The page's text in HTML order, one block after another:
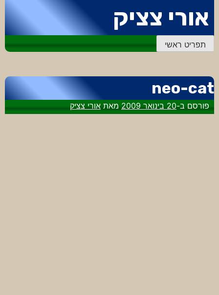
לתוכן
אורי צציק
תפריט ראשי
neo-cat
פורסם ב-20 בינואר 2009 מאתאורי צציק